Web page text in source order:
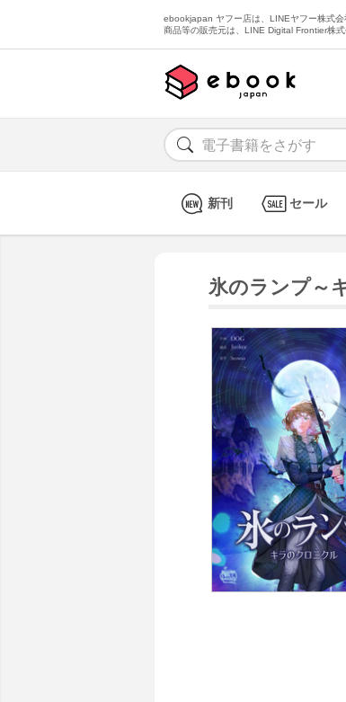
ebookjapan ヤフー店は、LINEヤフー株式
商品等の販売元は、LINE Digital Frontier株式
新刊 セール
氷のランプ～